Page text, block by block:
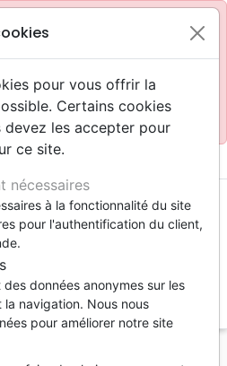
: Se connecter
: La Maison de la Bible
pour vous offrir la
Certains cookies
devez les accepter pour
ce site.
nécessaires
à la fonctionnalité du site
pour l'authentification du client,
données anonymes sur les
navigation. Nous nous
pour améliorer notre site